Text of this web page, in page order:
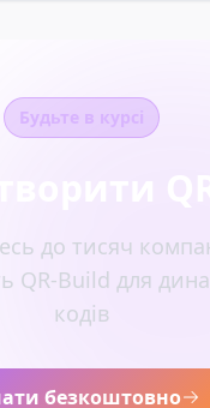
Будьте в курсі
до тисяч
QR-Build для
кодів
безкоштовно